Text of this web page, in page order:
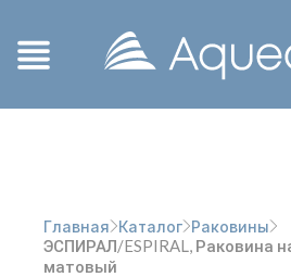
Главная Каталог Раковины
ЭСПИРАЛ/ESPIRAL, Раковина
матовый